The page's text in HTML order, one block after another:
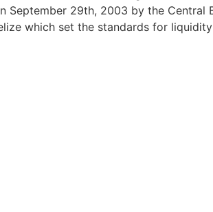
September 29th, 2003 by the Central
which set the standards for